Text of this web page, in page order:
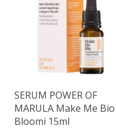
SERUM POWER OF
MARULA Make Me Bio
Bloomi 15ml